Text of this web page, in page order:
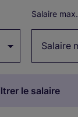
Salaire max.